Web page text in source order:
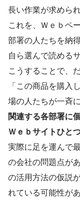
長い作業が求められ
これを、Ｗｅｂペ
部署の人たちを納
自ら選んで読める
こうすることで、
「この商品を購入
場の人たちが一斉
関連する各部署に
Ｗｅｂサイトひと
実際に足を運んで
の会社の問題点が
の活用方法の仮説
れている可能性が